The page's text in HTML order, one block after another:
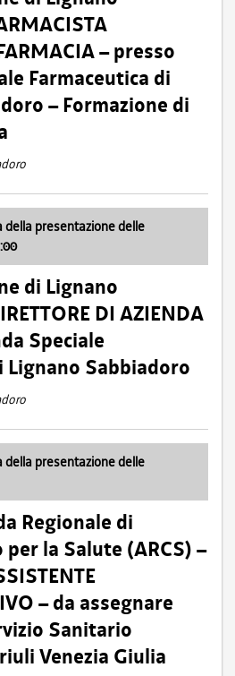
– presso
Farmaceutica di
– Formazione di
della presentazione delle
di Lignano
DI AZIENDA
Speciale
Lignano Sabbiadoro
della presentazione delle
Regionale di
la Salute (ARCS) –
– da assegnare
Sanitario
Venezia Giulia